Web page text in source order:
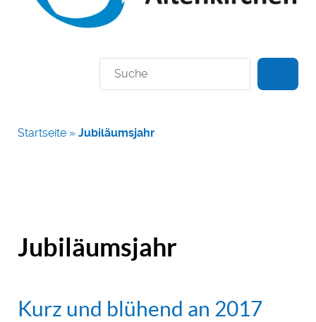
Suchen
Startseite » Jubiläumsjahr
Jubiläumsjahr
Kurz und blühend an 2017